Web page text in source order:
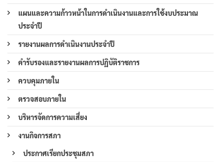
แผนและความก้าวหน้าในการดำเนินงานและการใช้งบประมาณ
ประจำปี
รายงานผลการดำเนินงานประจำปี
คำรับรองและรายงานผลการปฏิบัติราชการ
ควบคุมภายใน
ตรวจสอบภายใน
บริหารจัดการความเสี่ยง
งานกิจการสภา
ประกาศเรียกประชุมสภา